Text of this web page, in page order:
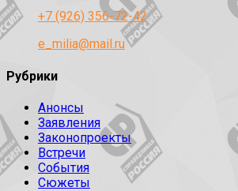
+7 (926) 356-72-42
e_milia@mail.ru
Рубрики
Анонсы
Заявления
Законопроекты
Встречи
События
Сюжеты